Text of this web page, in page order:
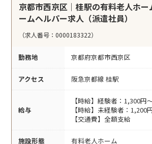
京都市西京区｜桂駅の有料老人ホ
ームヘルパー求人（派遣社員）
（求人番号：0000183322）
勤務地 京都府京都市西京区
アクセス 阪急京都線 桂駅
給与
【時給】経験者：1,300円
【時給】未経験者：1,200
【交通費】全額支給
施設形態 有料老人ホーム